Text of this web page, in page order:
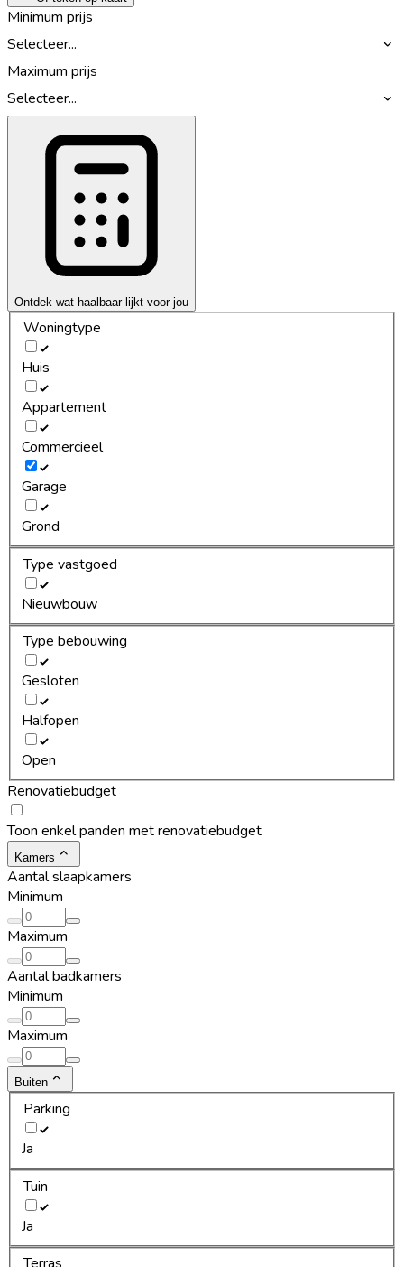
Minimum prijs
Selecteer...
Maximum prijs
Selecteer...
Ontdek wat haalbaar lijkt voor jou
Woningtype
Huis
Appartement
Commercieel
Garage
Grond
Type vastgoed
Nieuwbouw
Type bebouwing
Gesloten
Halfopen
Open
Renovatiebudget
Toon enkel panden met renovatiebudget
Kamers
Aantal slaapkamers
Minimum
Maximum
Aantal badkamers
Minimum
Maximum
Buiten
Parking
Ja
Tuin
Ja